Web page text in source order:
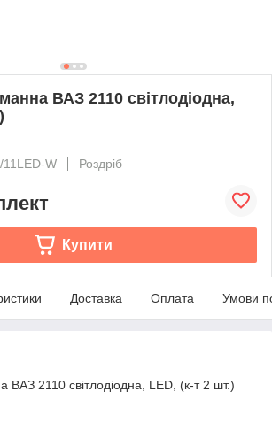
ВАЗ 2110 світлодіодна,
W
Роздріб
Купити
Доставка Оплата Умови
ВАЗ 2110 світлодіодна, LED, (к-т 2 шт.)